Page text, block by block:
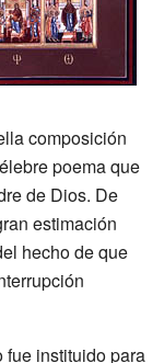
composición
poema que
de Dios. De
estimación
hecho de que
fue instituido para